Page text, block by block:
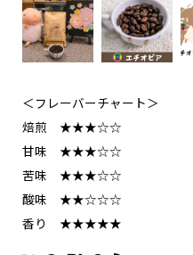
＜フレーバーチャート＞
焙煎 ★★★☆☆
甘味 ★★★☆☆
苦味 ★★★☆☆
酸味 ★★☆☆☆
香り ★★★★★